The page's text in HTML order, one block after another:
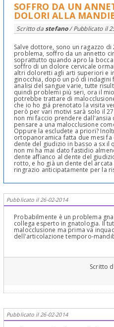
SOFFRO DA UN
DOLORI ALLA
Scritto dastefano/ Pubblicato il
Salve dottore, sono un ragazzo
problema, soffro da un annetto
soprattutto quando apro la
soffro di un dolore cervicale
altri doloretti agli arti superiori e
ginocchia, dopo un pó di
analisi del sangue varie, tutte
quindi problemi più seri, ora il
potrebbe trattare di
che io ho giá prenotato la visita
però per vari motivi sarà solo il
non mi faccio prendere
pensare a una malocclusione
Oppure la escludete a priori?
ortopanoramica fatta due mesi
dente del giudizio in basso a sx il
non mi ha mai dato fastidio
dente affianco al dente del
rotto, e ho già un dente del
ringrazio anticipatamente per la
Pubblicato il 26-02-2014
Probabilmente è un problema
collega esperto in gnatologia. Il
malocclusione ma prima va
dell'articolazione temporo-
Scritto
Pubblicato il 26-02-2014